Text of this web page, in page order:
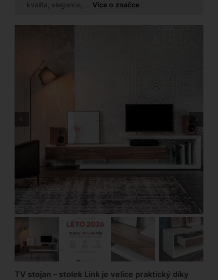
kvalita, elegance,… Více o značce
TV stojan – stolek Link je velice praktický díky